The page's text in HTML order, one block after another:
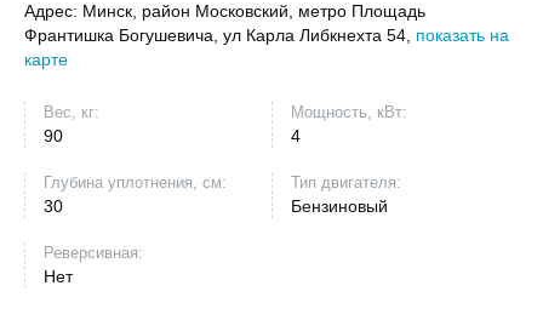
Адрес: Минск, район Московский, метро Площадь
Франтишка Богушевича, ул Карла Либкнехта 54, показать на
карте
Вес, кг:
90
Мощность, кВт:
4
Глубина уплотнения, см:
30
Тип двигателя:
Бензиновый
Реверсивная:
Нет